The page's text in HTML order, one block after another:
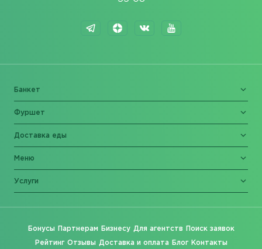
Банкет
Фуршет
Доставка еды
Меню
Услуги
Бонусы Партнерам Бизнесу Для агентств Поиск заявок
Рейтинг Отзывы Доставка и оплата Блог Контакты